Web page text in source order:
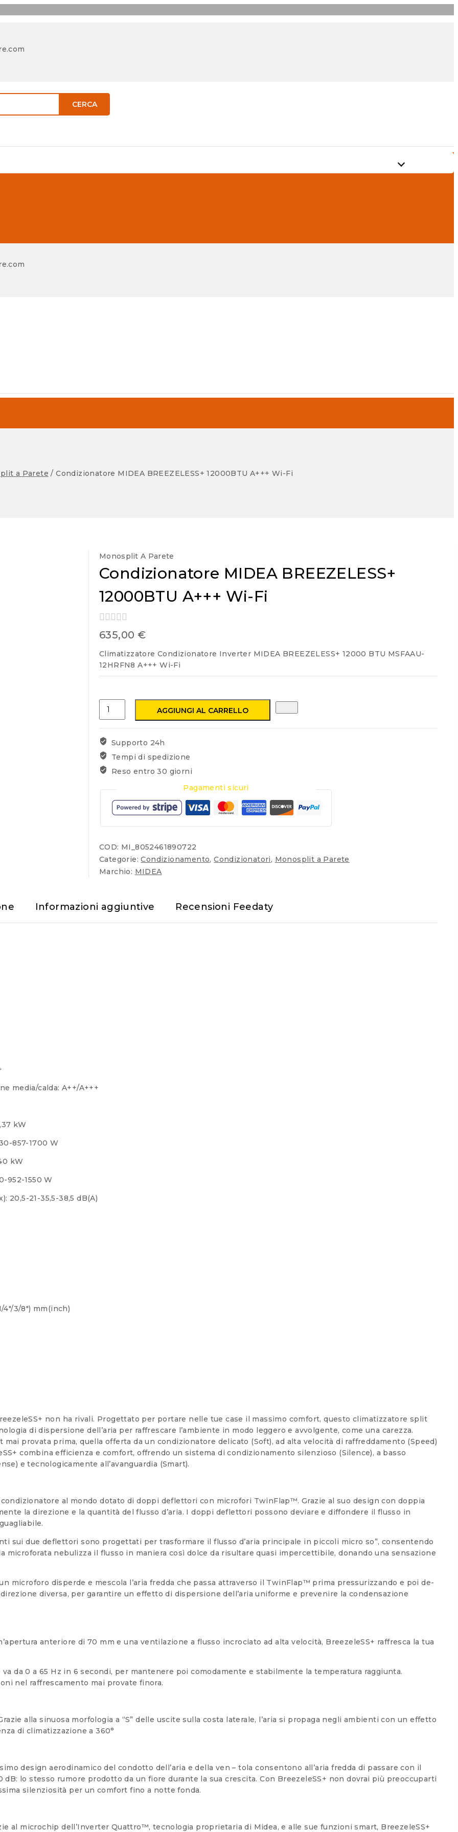
CERCA
a Parete / Condizionatore MIDEA BREEZELESS+ 12000BTU A+++ Wi-Fi
Monosplit A Parete
Condizionatore MIDEA BREEZELESS+
12000BTU A+++ Wi-Fi
0
out
of
5
635,00 €
Climatizzatore Condizionatore Inverter MIDEA BREEZELESS+ 12000 BTU MSFAAU-
12HRFN8 A+++ Wi-Fi
Condizionatore
BREEZELESS+
12000BTU
A+++
Wi-
Fi
AGGIUNGI AL CARRELLO
Supporto 24h
Tempi di spedizione
Reso entro 30 giorni
Pagamenti sicuri
COD: MI_8052461890722
Categorie:Condizionamento,Condizionatori, Monosplit a Parete
Marchio: MIDEA
Informazioni aggiuntive Recensioni Feedaty
media/calda: A++/A+++
kW
857-1700 W
kW
952-1550 W
20,5-21-35,5-38,5 dB(A)
3/8″) mm(inch)
non ha rivali. Progettato per portare nelle tue case il massimo comfort, questo climatizzatore split
di dispersione dell’aria per raffrescare l’ambiente in modo leggero e avvolgente, come una carezza.
mai provata prima, quella offerta da un condizionatore delicato (Soft), ad alta velocità di raffreddamento (Speed)
combina efficienza e comfort, offrendo un sistema di condizionamento silenzioso (Silence), a basso
e tecnologicamente all’avanguardia (Smart).
condizionatore al mondo dotato di doppi deflettori con microfori TwinFlap™. Grazie al suo design con doppia
la direzione e la quantità del flusso d’aria. I doppi deflettori possono deviare e diffondere il flusso in
sui due deflettori sono progettati per trasformare il flusso d’aria principale in piccoli micro so”, consentendo
nebulizza il flusso in maniera così dolce da risultare quasi impercettibile, donando una sensazione
microforo disperde e mescola l’aria fredda che passa attraverso il TwinFlap™ prima pressurizzando e poi de-
diversa, per garantire un effetto di dispersione dell’aria uniforme e prevenire la condensazione
anteriore di 70 mm e una ventilazione a flusso incrociato ad alta velocità, BreezeleSS+ raffresca la tua
va da 0 a 65 Hz in 6 secondi, per mantenere poi comodamente e stabilmente la temperatura raggiunta.
nel raffrescamento mai provate finora.
alla sinuosa morfologia a “S” delle uscite sulla costa laterale, l’aria si propaga negli ambienti con un effetto
di climatizzazione a 360°
design aerodinamico del condotto dell’aria e della ven – tola consentono all’aria fredda di passare con il
lo stesso rumore prodotto da un fiore durante la sua crescita. Con BreezeleSS+ non dovrai più preoccuparti
silenziosità per un comfort fino a notte fonda.
al microchip dell’Inverter Quattro™, tecnologia proprietaria di Midea, e alle sue funzioni smart, BreezeleSS+